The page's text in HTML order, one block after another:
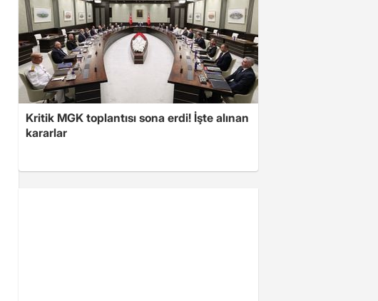
Kritik MGK toplantısı sona erdi! İşte alınan
kararlar